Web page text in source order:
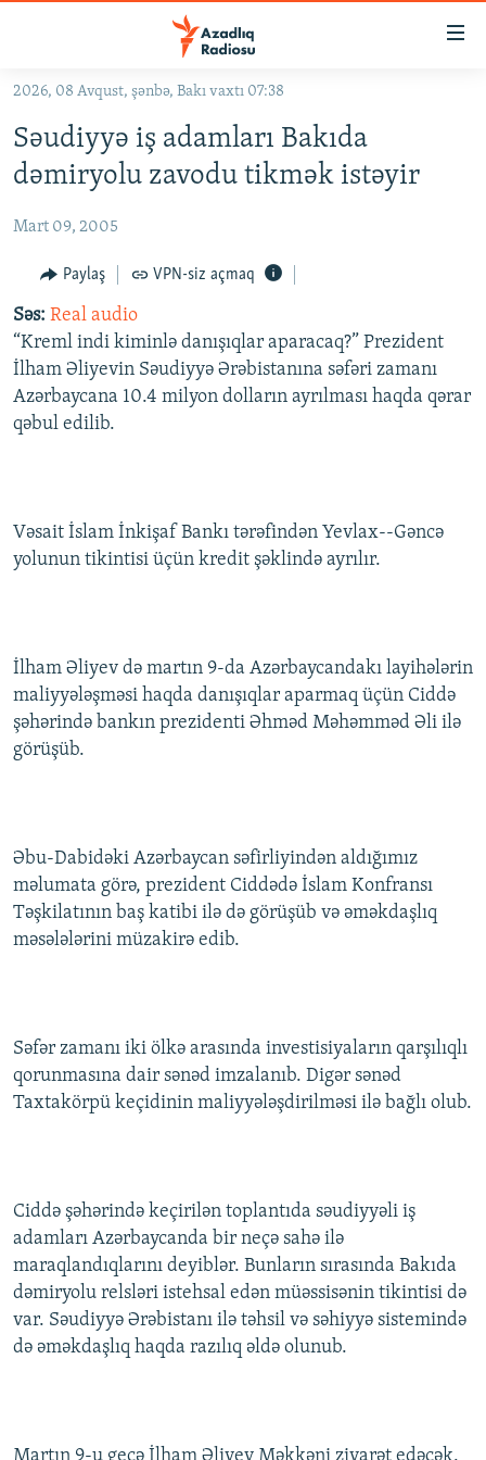
Əsas
qayıt
Əsas
naviqasiyaya
qayıt
#İZAHLA
KORRUPSIOMETR
#ƏSLINDƏ
FƏRQƏ BAX
QANUNI DOĞRU
ARAŞDIRMA
MULTIMEDIA
VIDEO
KARIKATURA
RADIO ARXIV
İSLAM VƏ DEMOKRATIYA
PEŞƏ ETIKASI VƏ JURNALISTIKA STANDARTLARIMIZ
BIZIMLƏ ƏLAQƏ
XƏBƏR BÜLLETENLƏRIMIZ
BIZI IZLƏ
2026, 08 Avqust, şənbə, Bakı vaxtı 07:38
Səudiyyə iş adamları Bakıda
dəmiryolu zavodu tikmək istəyir
Mart 09, 2005
Paylaş VPN-siz açmaq
Səs: Real audio
“Kreml indi kiminlə danışıqlar aparacaq?” Prezident
İlham Əliyevin Səudiyyə Ərəbistanına səfəri zamanı
Azərbaycana 10.4 milyon dolların ayrılması haqda qərar
qəbul edilib.
Vəsait İslam İnkişaf Bankı tərəfindən Yevlax--Gəncə
yolunun tikintisi üçün kredit şəklində ayrılır.
İlham Əliyev də martın 9-da Azərbaycandakı layihələrin
maliyyələşməsi haqda danışıqlar aparmaq üçün Ciddə
şəhərində bankın prezidenti Əhməd Məhəmməd Əli ilə
görüşüb.
Əbu-Dabidəki Azərbaycan səfirliyindən aldığımız
məlumata görə, prezident Ciddədə İslam Konfransı
Təşkilatının baş katibi ilə də görüşüb və əməkdaşlıq
məsələlərini müzakirə edib.
Səfər zamanı iki ölkə arasında investisiyaların qarşılıqlı
qorunmasına dair sənəd imzalanıb. Digər sənəd
Taxtakörpü keçidinin maliyyələşdirilməsi ilə bağlı olub.
Ciddə şəhərində keçirilən toplantıda səudiyyəli iş
adamları Azərbaycanda bir neçə sahə ilə
maraqlandıqlarını deyiblər. Bunların sırasında Bakıda
dəmiryolu relsləri istehsal edən müəssisənin tikintisi də
var. Səudiyyə Ərəbistanı ilə təhsil və səhiyyə sistemində
də əməkdaşlıq haqda razılıq əldə olunub.